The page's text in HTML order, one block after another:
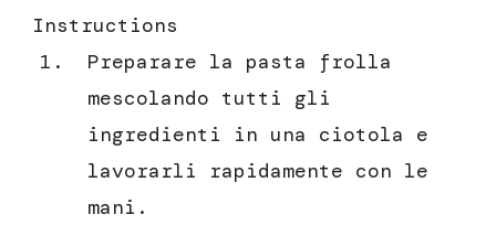
Instructions
Preparare la pasta frolla
mescolando tutti gli
ingredienti in una ciotola e
lavorarli rapidamente con le
mani.